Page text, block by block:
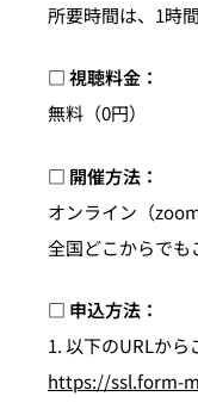
所要時間は、1時
□ 視聴料金：
無料（0円）
□ 開催方法：
オンライン（
全国どこからでも
□ 申込方法：
1. 以下のURLから
https://ssl.form-